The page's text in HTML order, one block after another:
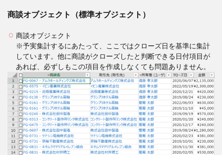
商談オブジェクト（標準オブジェクト）
商談オブジェクト
※予実集計するにあたって、ここではクローズ日を基準に集計
しています。他に商談がクローズしたと判断できる日付項目が
あれば、必ずしもこの項目を作成しなくても問題ありません。